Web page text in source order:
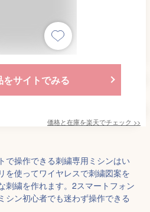
をサイトでみる
価格と在庫を楽天でチェック >>
で操作できる刺繍専用ミシンはい
を使ってワイヤレスで刺繍図案を
刺繍を作れます。2スマートフォン
シン初心者でも迷わず操作できる